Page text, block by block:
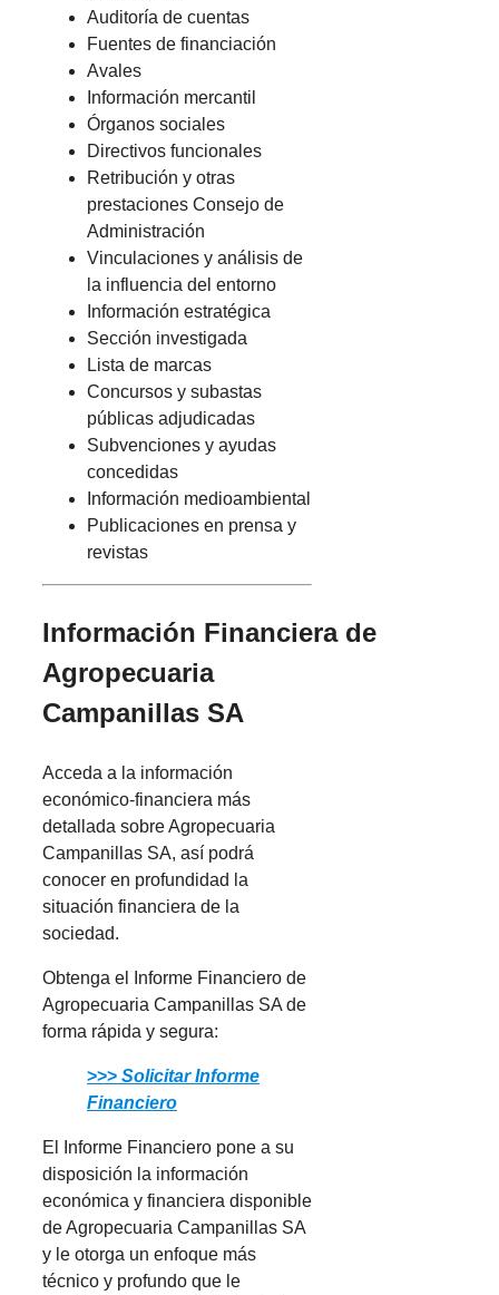
Auditoría de cuentas
Fuentes de financiación
Avales
Información mercantil
Órganos sociales
Directivos funcionales
Retribución y otras
prestaciones Consejo de
Administración
Vinculaciones y análisis de
la influencia del entorno
Información estratégica
Sección investigada
Lista de marcas
Concursos y subastas
públicas adjudicadas
Subvenciones y ayudas
concedidas
Información medioambiental
Publicaciones en prensa y
revistas
Información Financiera de
Agropecuaria
Campanillas SA
Acceda a la información
económico-financiera más
detallada sobre Agropecuaria
Campanillas SA, así podrá
conocer en profundidad la
situación financiera de la
sociedad.
Obtenga el Informe Financiero de
Agropecuaria Campanillas SA de
forma rápida y segura:
>>> Solicitar Informe
Financiero
El Informe Financiero pone a su
disposición la información
económica y financiera disponible
de Agropecuaria Campanillas SA
y le otorga un enfoque más
técnico y profundo que le